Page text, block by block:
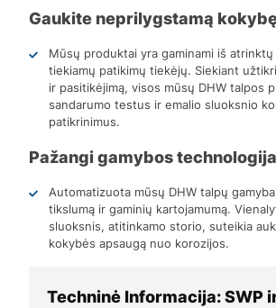
Gaukite neprilygstamą
Mūsų produktai yra gaminami iš
tiekiamų patikimų tiekėjų. Siekiant
ir pasitikėjimą, visos mūsų DHW talpos
sandarumo testus ir emalio sluoksnio
patikrinimus.
Pažangi gamybos technologija
Automatizuota mūsų DHW talpų
tikslumą ir gaminių kartojamumą.
sluoksnis, atitinkamo storio, suteikia
kokybės apsaugą nuo korozijos.
Techninė Informacija: SWP